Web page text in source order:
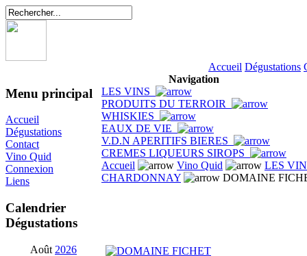
Accueil Dégustations
Menu principal
Accueil
Dégustations
Contact
Vino Quid
Connexion
Liens
Calendrier
Dégustations
Août 2026
Navigation
LES VINS
PRODUITS DU TERROIR
WHISKIES
EAUX DE VIE
V.D.N APERITIFS BIERES
CREMES LIQUEURS SIROPS
Accueil
Vino Quid
LES
CHARDONNAY
DOMAINE